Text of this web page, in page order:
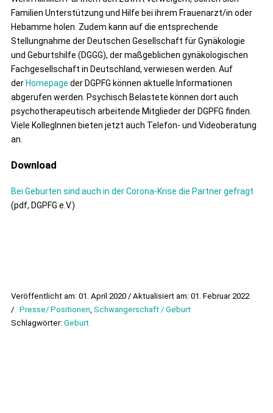
Familien Unterstützung und Hilfe bei ihrem Frauenarzt/in oder
Hebamme holen. Zudem kann auf die entsprechende
Stellungnahme der Deutschen Gesellschaft für Gynäkologie
und Geburtshilfe (DGGG), der maßgeblichen gynäkologischen
Fachgesellschaft in Deutschland, verwiesen werden. Auf
der Homepage der DGPFG können aktuelle Informationen
abgerufen werden. Psychisch Belastete können dort auch
psychotherapeutisch arbeitende Mitglieder der DGPFG finden.
Viele KollegInnen bieten jetzt auch Telefon- und Videoberatung
an.
Download
Bei Geburten sind auch in der Corona-Krise die Partner gefragt
(pdf, DGPFG e.V.)
Veröffentlicht am: 01. April 2020 / Aktualisiert am: 01. Februar 2022
/ Presse/ Positionen, Schwangerschaft / Geburt
Schlagwörter: Geburt